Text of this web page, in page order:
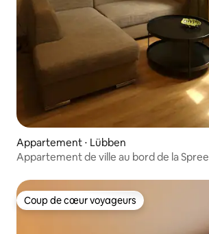
Appartement ⋅ Lübben
Appartement de ville au bord de la Spree
Coup de cœur voyageurs
Coup de cœur voyageurs